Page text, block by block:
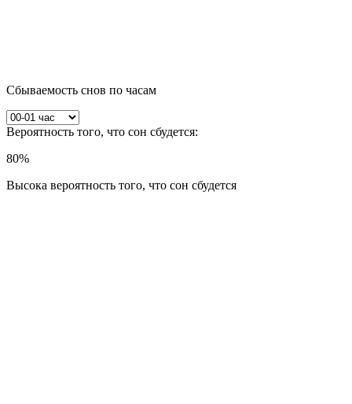
Сбываемость снов по часам
Вероятность того, что сон сбудется:
80%
Высока вероятность того, что сон сбудется